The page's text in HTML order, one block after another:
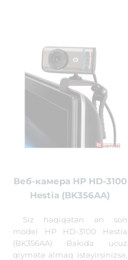
Веб-камера HP HD-3100
Hestia (BK356AA)
Siz həqiqətən ən son
model HP HD-3100 Hestia
(BK356AA) Bakıda ucuz
qiymətə almaq istəyirsinizsə,